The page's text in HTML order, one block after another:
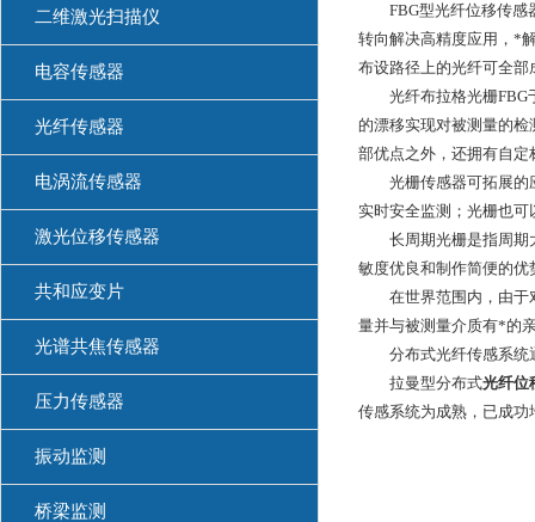
二维激光扫描仪
电容传感器
光纤传感器
电涡流传感器
激光位移传感器
共和应变片
光谱共焦传感器
压力传感器
振动监测
桥梁监测
FBG型光纤位移传感器
转向解决高精度应用，*
布设路径上的光纤可全
光纤布拉格光栅FBG于
的漂移实现对被测量的
部优点之外，还拥有自
光栅传感器可拓展的应
实时安全监测；光栅也
长周期光栅是指周期大
敏度优良和制作简便的
在世界范围内，由于对
量并与被测量介质有*的
分布式光纤传感系统
拉曼型分布式光纤位
传感系统为成熟，已成